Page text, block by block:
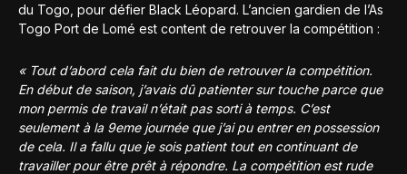
du Togo, pour défier Black Léopard. L’ancien gardien de l’As
Togo Port de Lomé est content de retrouver la compétition :
« Tout d’abord cela fait du bien de retrouver la compétition.
En début de saison, j’avais dû patienter sur touche parce que
mon permis de travail n’était pas sorti à temps. C’est
seulement à la 9eme journée que j’ai pu entrer en possession
de cela. Il a fallu que je sois patient tout en continuant de
travailler pour être prêt à répondre. La compétition est rude